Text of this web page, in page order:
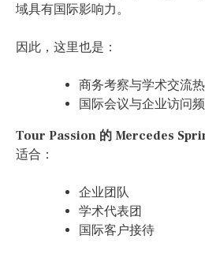
域具有国际影响力。
因此，这里也是：
商务考察与学术交流
国际会议与企业访问
Tour Passion 的 Mercedes
适合：
企业团队
学术代表团
国际客户接待